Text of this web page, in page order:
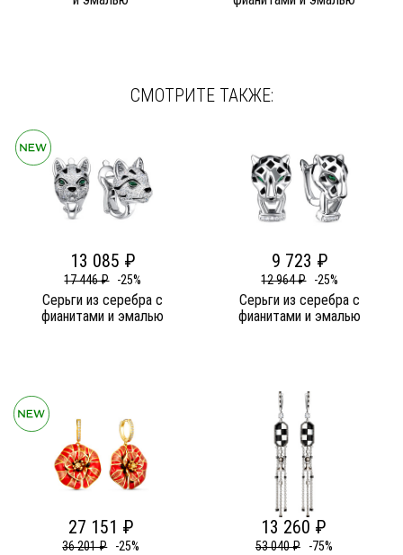
СМОТРИТЕ ТАКЖЕ:
13 085 ₽
17 446 ₽ -25%
Серьги из серебра c
фианитами и эмалью
9 723 ₽
12 964 ₽ -25%
Серьги из серебра c
фианитами и эмалью
27 151 ₽
36 201 ₽ -25%
13 260 ₽
53 040 ₽ -75%